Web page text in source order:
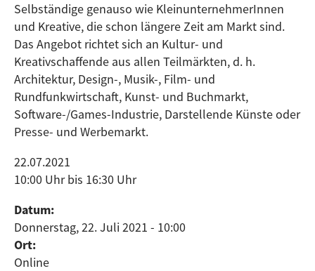
Selbständige genauso wie KleinunternehmerInnen
und Kreative, die schon längere Zeit am Markt sind.
Das Angebot richtet sich an Kultur- und
Kreativschaffende aus allen Teilmärkten, d. h.
Architektur, Design-, Musik-, Film- und
Rundfunkwirtschaft, Kunst- und Buchmarkt,
Software-/Games-Industrie, Darstellende Künste oder
Presse- und Werbemarkt.
22.07.2021
10:00 Uhr bis 16:30 Uhr
Datum:
Donnerstag, 22. Juli 2021 - 10:00
Ort:
Online